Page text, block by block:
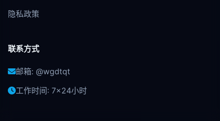
隐私政策
联系方式
邮箱: @wgdtqt
工作时间: 7×24小时